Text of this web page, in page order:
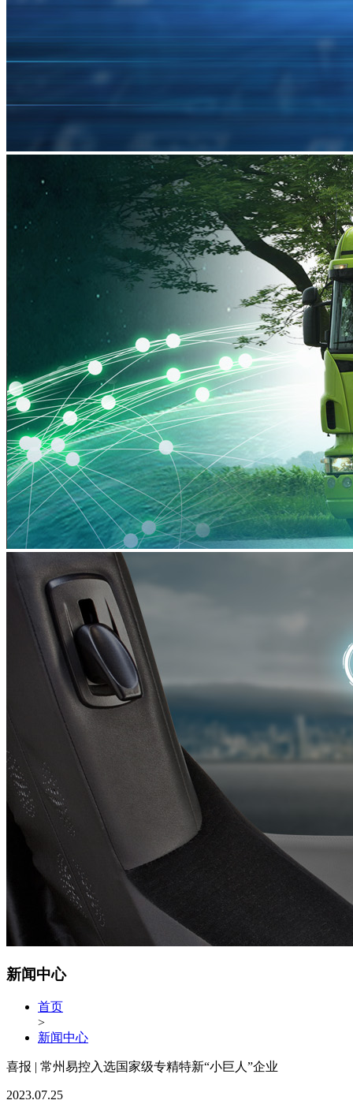
新闻中心
首页
>
新闻中心
喜报 | 常州易控入选国家级专精特新“小巨人”企业
2023.07.25